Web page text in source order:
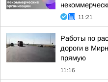
11:21
Работы по
дороги в
прямую
11:16